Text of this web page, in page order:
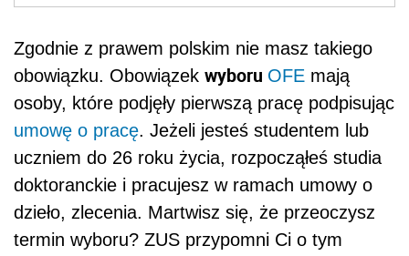
Zgodnie z prawem polskim nie masz takiego
obowiązku. Obowiązek wyboru OFE mają
osoby, które podjęły pierwszą pracę podpisując
umowę o pracę. Jeżeli jesteś studentem lub
uczniem do 26 roku życia, rozpocząłeś studia
doktoranckie i pracujesz w ramach umowy o
dzieło, zlecenia. Martwisz się, że przeoczysz
termin wyboru? ZUS przypomni Ci o tym